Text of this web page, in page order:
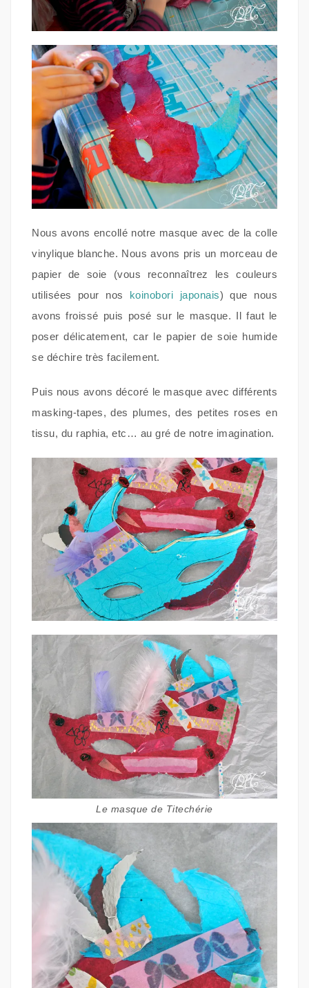
Nous avons encollé notre masque avec de la colle
vinylique blanche. Nous avons pris un morceau de
papier de soie (vous reconnaîtrez les couleurs
utilisées pour nos koinobori japonais) que nous
avons froissé puis posé sur le masque. Il faut le
poser délicatement, car le papier de soie humide
se déchire très facilement.
Puis nous avons décoré le masque avec différents
masking-tapes, des plumes, des petites roses en
tissu, du raphia, etc… au gré de notre imagination.
Le masque de Titechérie